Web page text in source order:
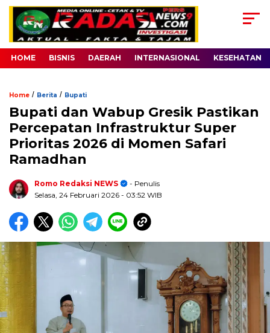
HOME BISNIS DAERAH INTERNASIONAL KESEHATAN
Home / Berita / Bupati
Bupati dan Wabup Gresik Pastikan
Percepatan Infrastruktur Super
Prioritas 2026 di Momen Safari
Ramadhan
Romo Redaksi NEWS
- Penulis
Selasa, 24 Februari 2026 - 03:52 WIB